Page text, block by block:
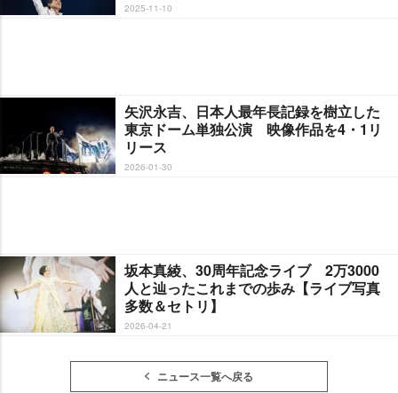
2025-11-10
矢沢永吉、日本人最年長記録を樹立した
東京ドーム単独公演 映像作品を4・1リ
リース
2026-01-30
坂本真綾、30周年記念ライブ 2万3000
人と辿ったこれまでの歩み【ライブ写真
多数＆セトリ】
2026-04-21
ニュース一覧へ戻る